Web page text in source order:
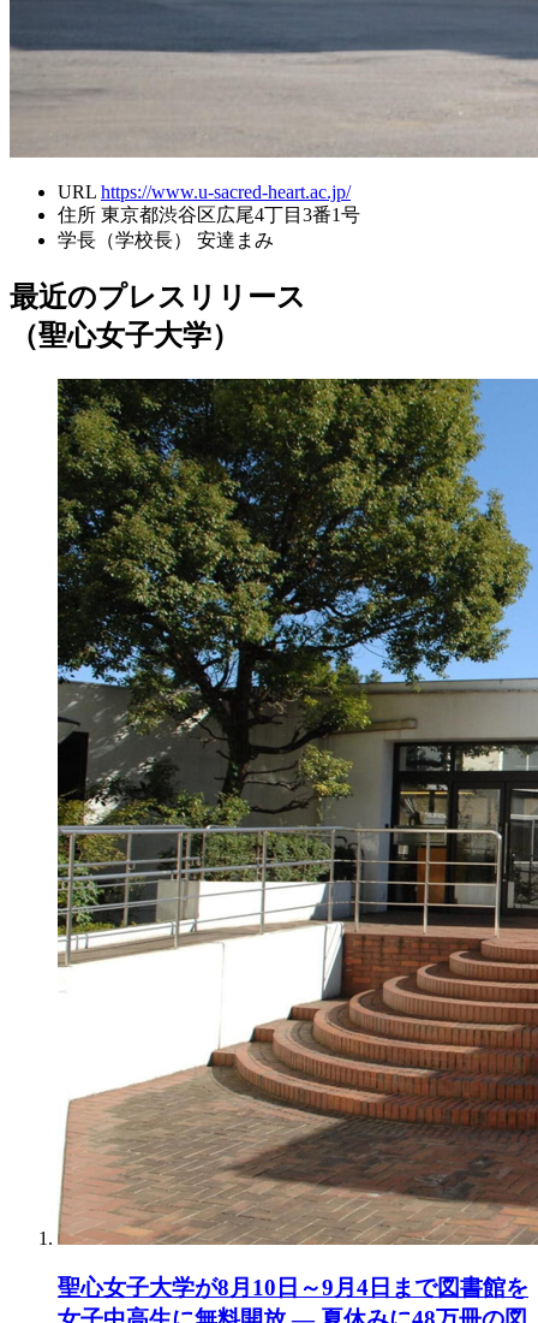
URL https://www.u-sacred-heart.ac.jp/
住所 東京都渋谷区広尾4丁目3番1号
学長（学校長）
安達まみ
最近のプレスリリース
（聖心女子大学）
聖心女子大学が8月10日～9月4日まで図書館を